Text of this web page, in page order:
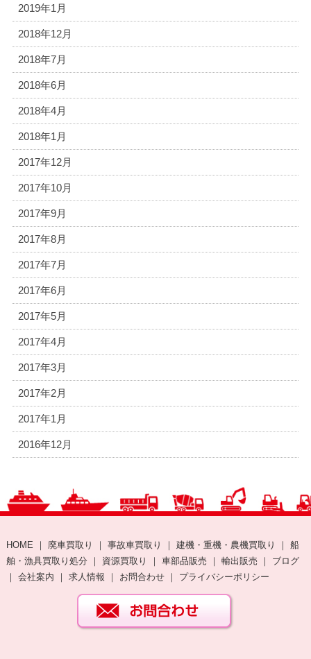
2019年1月
2018年12月
2018年7月
2018年6月
2018年4月
2018年1月
2017年12月
2017年10月
2017年9月
2017年8月
2017年7月
2017年6月
2017年5月
2017年4月
2017年3月
2017年2月
2017年1月
2016年12月
HOME ｜ 廃車買取り ｜ 事故車買取り ｜ 建機・重機・農機買取り ｜ 船
舶・漁具買取り処分 ｜ 資源買取り ｜ 車部品販売 ｜ 輸出販売 ｜ ブログ
｜ 会社案内 ｜ 求人情報 ｜ お問合わせ｜ プライバシーポリシー